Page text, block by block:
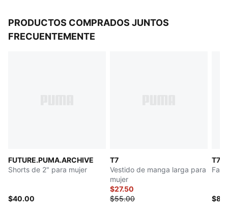
PRODUCTOS COMPRADOS JUNTOS
FRECUENTEMENTE
FUTURE.PUMA.ARCHIVE
Shorts de 2" para mujer
$40.00
T7
Vestido de manga larga para
mujer
$27.50
$55.00
T7